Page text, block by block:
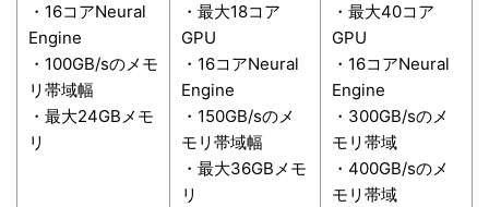
・16コアNeural
Engine
・100GB/sのメモ
リ帯域幅
・最大24GBメモ
リ
・最大18コア
GPU
・16コアNeural
Engine
・150GB/sのメ
モリ帯域幅
・最大36GBメモ
リ
・最大40コア
GPU
・16コアNeural
Engine
・300GB/sのメ
モリ帯域
・400GB/sのメ
モリ帯域